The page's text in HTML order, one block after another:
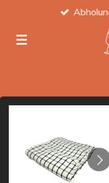
springen